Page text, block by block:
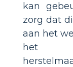
kan
zorg dat
aan het
het